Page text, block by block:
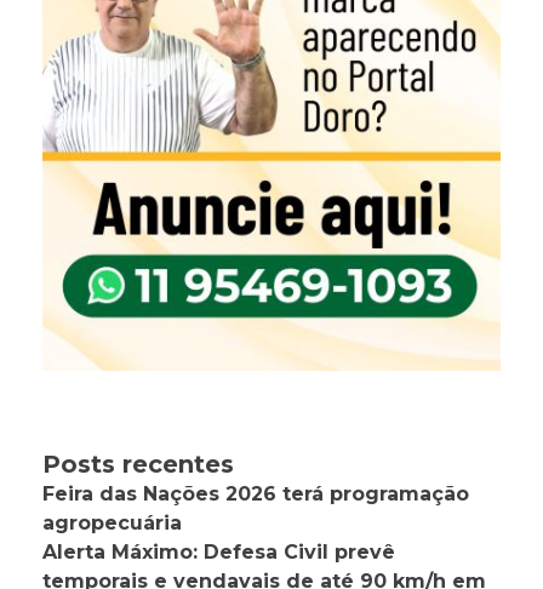
Posts recentes
Feira das Nações 2026 terá programação
agropecuária
Alerta Máximo: Defesa Civil prevê
temporais e vendavais de até 90 km/h em